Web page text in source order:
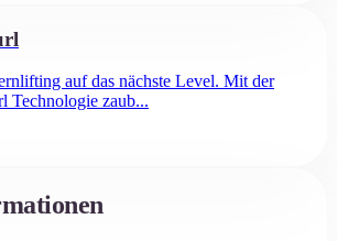
auf das nächste Level. Mit der
Technologie zaub...